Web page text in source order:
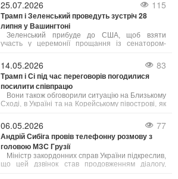
спостерігає за розмовою.
25.07.2026 115
Трамп і Зеленський проведуть зустріч 28
липня у Вашингтоні
Зеленський прибуде до США, щоб взяти
участь у церемонії прощання із сенатором-
липня у 71-річному віці. Похорон відбудеться 28
липня у Вашингтонському національному
соборі. Очікується, що Трамп виступить із
промовою на вшанування пам'яті сенатора.
14.05.2026 83
Трамп і Сі під час переговорів погодилися
посилити співпрацю
Вони також обговорили ситуацію на Близькому
Сході, в Україні та на Корейському півострові, як
Будинку народних зборів у Пекіні в рамках
державного візиту Трампа до Китаю.
06.05.2026 77
Андрій Сибіга провів телефонну розмову з
головою МЗС Грузії
Міністр закордонних справ України підкреслив,
що цей дзвінок став продовженням діалогу,